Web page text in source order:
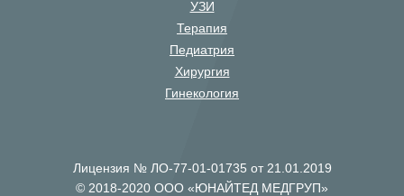
УЗИ
Терапия
Педиатрия
Хирургия
Гинекология
Лицензия № ЛО-77-01-01735 от 21.01.2019
© 2018-2020 ООО «ЮНАЙТЕД МЕДГРУП»